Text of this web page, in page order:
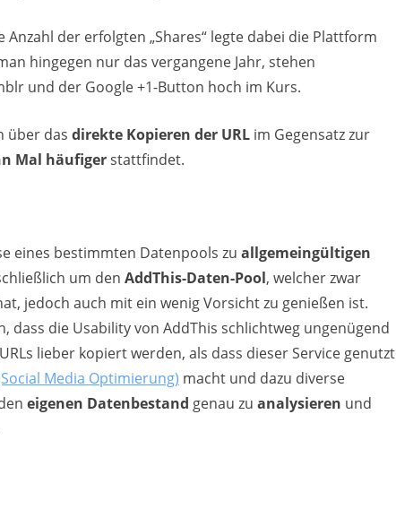
der erfolgten „Shares“ legte dabei die Plattform
hingegen nur das vergangene Jahr, stehen
und der Google +1-Button hoch im Kurs.
über das direkte Kopieren der URL im Gegensatz zur
Mal häufigerstattfindet.
eines bestimmten Datenpools zu allgemeingültigen
um den AddThis-Daten-Pool, welcher zwar
jedoch auch mit ein wenig Vorsicht zu genießen ist.
die Usability von AddThis schlichtweg ungenügend
lieber kopiert werden, als dass dieser Service genutzt
Media Optimierung) macht und dazu diverse
eigenen Datenbestand genau zu analysieren und